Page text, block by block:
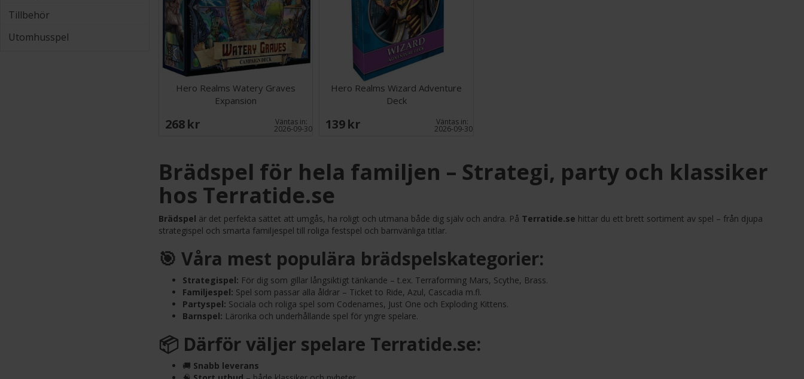
Tillbehör
Utomhusspel
Hero Realms Watery Graves
Expansion
268 SEK Väntas in:
2026-09-30
Hero Realms Wizard Adventure
Deck
139 SEK Väntas in:
2026-09-30
Brädspel för hela familjen – Strategi, party och klassiker
hos Terratide.se
Brädspel är det perfekta sättet att umgås, ha roligt och utmana både dig själv och andra. På Terratide.se hittar du ett brett sortiment av spel – från djupa
strategispel och smarta familjespel till roliga festspel och barnvänliga titlar.
🎯 Våra mest populära brädspelskategorier:
Strategispel: För dig som gillar långsiktigt tänkande – t.ex. Terraforming Mars, Scythe, Brass.
Familjespel: Spel som passar alla åldrar – Ticket to Ride, Azul, Cascadia m.fl.
Partyspel: Sociala och roliga spel som Codenames, Just One och Exploding Kittens.
Barnspel: Lärorika och underhållande spel för yngre spelare.
📦 Därför väljer spelare Terratide.se:
🚚 Snabb leverans